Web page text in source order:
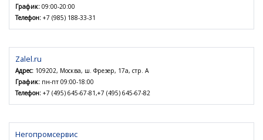
График: 09:00-20:00
Телефон: +7 (985) 188-33-31
Zalel.ru
Адрес: 109202, Москва, ш. Фрезер, 17а, стр. А
График: пн-пт 09:00-18:00
Телефон: +7 (495) 645-67-81,+7 (495) 645-67-82
Негопромсервис